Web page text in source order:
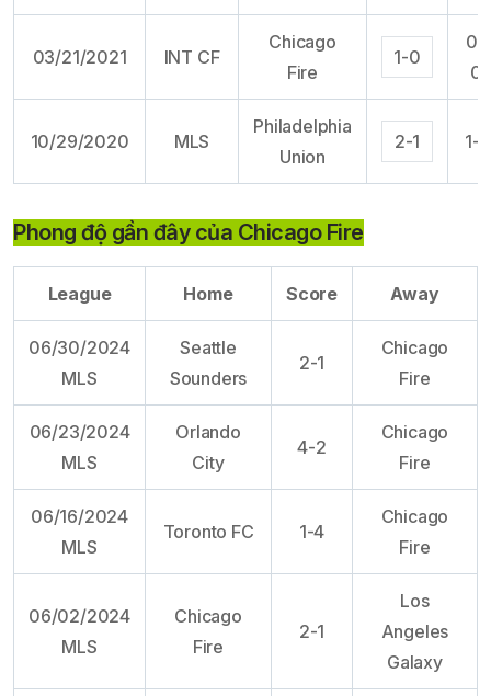
03/21/2021 INT CF
Chicago
Fire
1-0
0-
0
10/29/2020 MLS
Philadelphia
Union
2-1 1-1
Phong độ gần đây của Chicago Fire
League Home Score Away
06/30/2024
MLS
Seattle
Sounders
2-1
Chicago
Fire
06/23/2024
MLS
Orlando
City
4-2
Chicago
Fire
06/16/2024
MLS
Toronto FC 1-4
Chicago
Fire
06/02/2024
MLS
Chicago
Fire
2-1
Los
Angeles
Galaxy